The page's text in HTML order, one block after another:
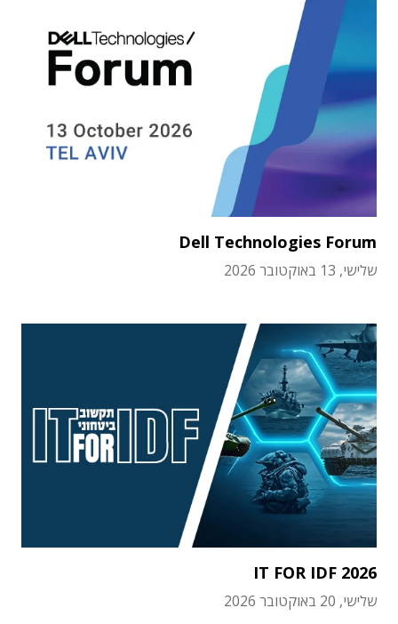
Dell Technologies Forum
שלישי, 13 באוקטובר 2026
IT FOR IDF 2026
שלישי, 20 באוקטובר 2026